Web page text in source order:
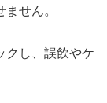
せん。
クし、誤飲やケ